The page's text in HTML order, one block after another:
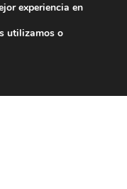
experiencia en
utilizamos o